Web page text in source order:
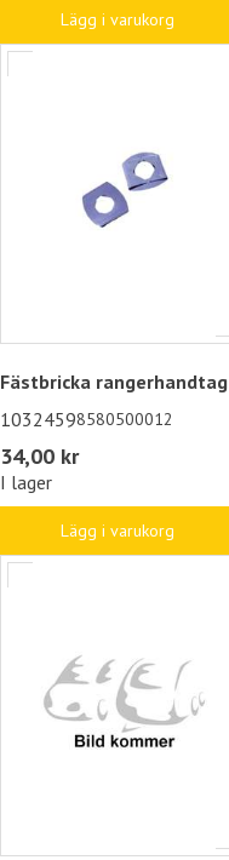
Lägg i varukorg
Fästbricka rangerhandtag
10324598580500012
34,00 kr
I lager
Lägg i varukorg